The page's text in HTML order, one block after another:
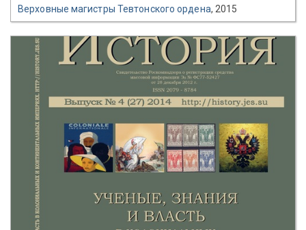
Верховные магистры Тевтонского ордена, 2015